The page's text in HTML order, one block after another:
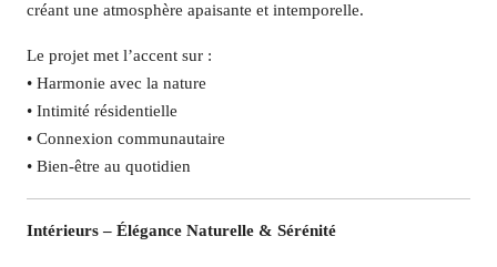
créant une atmosphère apaisante et intemporelle.
Le projet met l’accent sur :
• Harmonie avec la nature
• Intimité résidentielle
• Connexion communautaire
• Bien-être au quotidien
Intérieurs – Élégance Naturelle & Sérénité